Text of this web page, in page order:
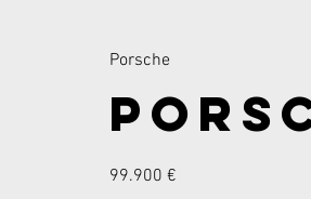
Porsche
99.900 €